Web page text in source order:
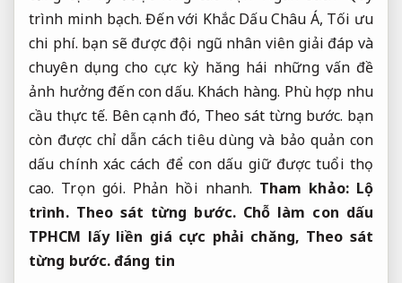
trình minh bạch. Đến với Khắc Dấu Châu Á, Tối ưu
chi phí. bạn sẽ được đội ngũ nhân viên giải đáp và
chuyên dụng cho cực kỳ hăng hái những vấn đề
ảnh hưởng đến con dấu. Khách hàng. Phù hợp nhu
cầu thực tế. Bên cạnh đó, Theo sát từng bước. bạn
còn được chỉ dẫn cách tiêu dùng và bảo quản con
dấu chính xác cách để con dấu giữ được tuổi thọ
cao. Trọn gói. Phản hồi nhanh. Tham khảo: Lộ
trình. Theo sát từng bước. Chỗ làm con dấu
TPHCM lấy liền giá cực phải chăng, Theo sát
từng bước.đáng tin